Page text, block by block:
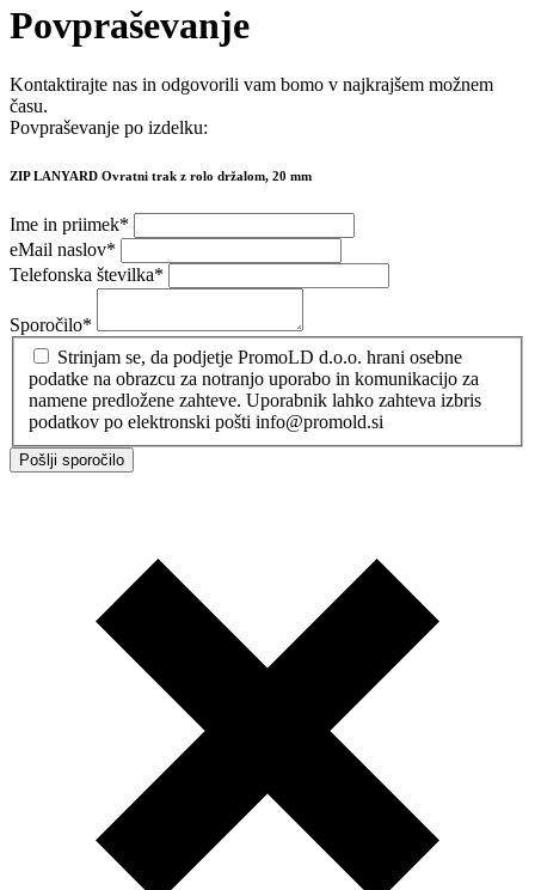
Povpraševanje
Kontaktirajte nas in odgovorili vam bomo v najkrajšem možnem
času.
Povpraševanje po izdelku:
ZIP LANYARD Ovratni trak z rolo držalom, 20 mm
Ime in priimek*
eMail naslov*
Telefonska številka*
Sporočilo*
Strinjam se, da podjetje PromoLD d.o.o. hrani osebne
podatke na obrazcu za notranjo uporabo in komunikacijo za
namene predložene zahteve. Uporabnik lahko zahteva izbris
podatkov po elektronski pošti info@promold.si
Pošlji sporočilo